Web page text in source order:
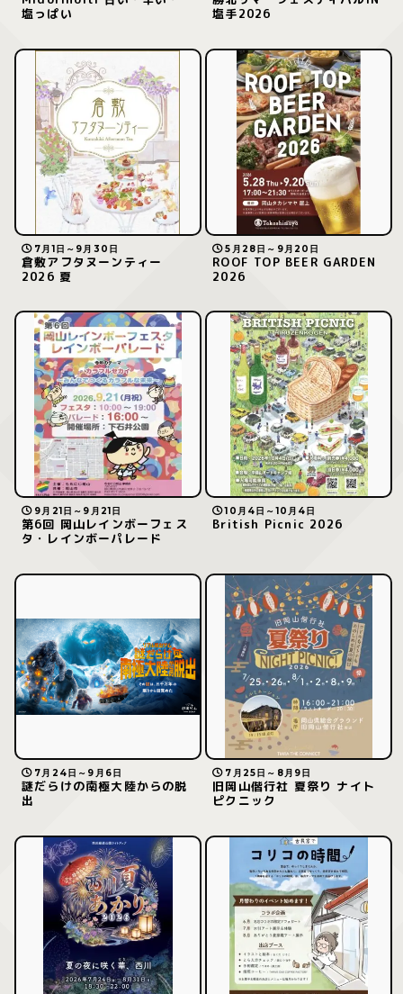
塩っぱい
塩手2026
7月1日～9月30日
倉敷アフタヌーンティー
2026 夏
5月28日～9月20日
ROOF TOP BEER GARDEN
2026
9月21日～9月21日
第6回 岡山レインボーフェス
タ・レインボーパレード
10月4日～10月4日
British Picnic 2026
7月24日～9月6日
謎だらけの南極大陸からの脱
出
7月25日～8月9日
旧岡山偕行社 夏祭り ナイト
ピクニック